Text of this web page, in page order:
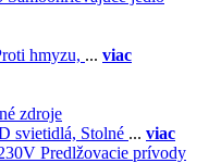
hmyzu, ... viac
zdroje
svietidlá, Stolné ... viac
Predlžovacie prívody